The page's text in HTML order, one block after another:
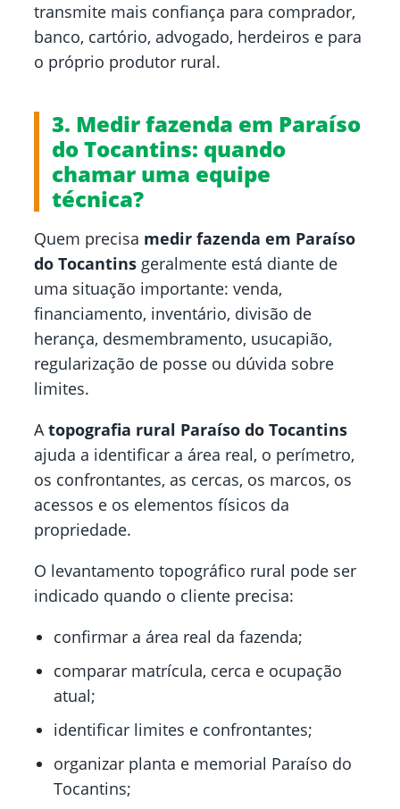
transmite mais confiança para comprador,
banco, cartório, advogado, herdeiros e para
o próprio produtor rural.
3. Medir fazenda em Paraíso
do Tocantins: quando
chamar uma equipe
técnica?
Quem precisa medir fazenda em Paraíso
do Tocantins geralmente está diante de
uma situação importante: venda,
financiamento, inventário, divisão de
herança, desmembramento, usucapião,
regularização de posse ou dúvida sobre
limites.
Atopografia rural Paraíso do Tocantins
ajuda a identificar a área real, o perímetro,
os confrontantes, as cercas, os marcos, os
acessos e os elementos físicos da
propriedade.
O levantamento topográfico rural pode ser
indicado quando o cliente precisa:
confirmar a área real da fazenda;
comparar matrícula, cerca e ocupação
atual;
identificar limites e confrontantes;
organizar planta e memorial Paraíso do
Tocantins;